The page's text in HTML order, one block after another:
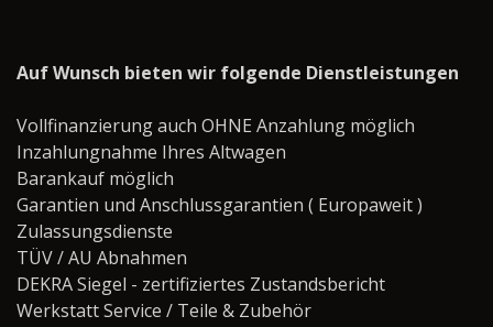
Auf Wunsch bieten wir folgende Dienstleistungen
Vollfinanzierung auch OHNE Anzahlung möglich
Inzahlungnahme Ihres Altwagen
Barankauf möglich
Garantien und Anschlussgarantien ( Europaweit )
Zulassungsdienste
TÜV / AU Abnahmen
DEKRA Siegel - zertifiziertes Zustandsbericht
Werkstatt Service / Teile & Zubehör